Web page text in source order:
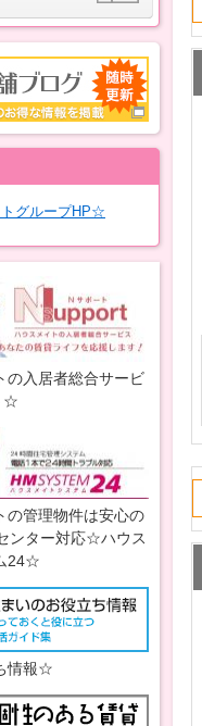
グループHP☆
入居者総合サービ
☆
管理物件は安心の
ンター対応☆ハウス
24☆
情報☆